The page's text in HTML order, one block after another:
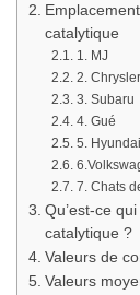
catalytique
1. MJ
2.
3. Subaru
4. Gué
5. Hyundai
7. Chats
Qu’est-ce
catalytique ?
Valeurs de
Valeurs